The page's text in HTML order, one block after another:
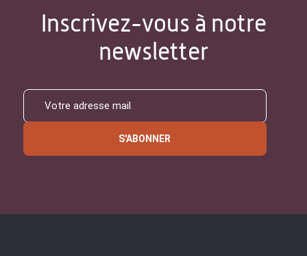
Inscrivez-vous à notre
newsletter
S'ABONNER